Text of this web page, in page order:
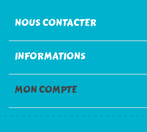
NOUS CONTACTER
INFORMATIONS
MON COMPTE